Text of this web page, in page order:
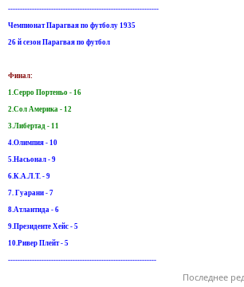
---------------------------------------------------------------
Чемпионат Парагвая по футболу 1935
26 й сезон Парагвая по футбол
Финал:
1.Серро Портеньо - 16
2.Сол Америка - 12
3.Либертад - 11
4.Олимпия - 10
5.Насьонал - 9
6.К.А.Л.Т. - 9
7. Гуарани - 7
8.Атлантида - 6
9.Президенте Хейс - 5
10.Ривер Плейт - 5
--------------------------------------------------------------
Последнее